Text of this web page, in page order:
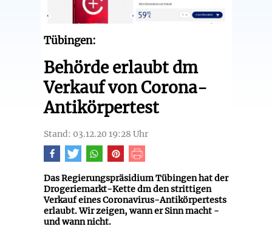
Tübingen:
Behörde erlaubt dm
Verkauf von Corona-
Antikörpertest
Stand: 03.12.20 19:28 Uhr
Das Regierungspräsidium Tübingen hat der
Drogeriemarkt-Kette dm den strittigen
Verkauf eines Coronavirus-Antikörpertests
erlaubt. Wir zeigen, wann er Sinn macht -
und wann nicht.